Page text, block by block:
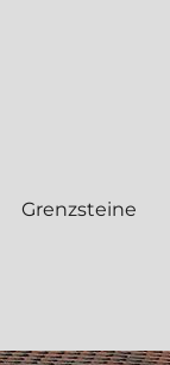
Grenzsteine